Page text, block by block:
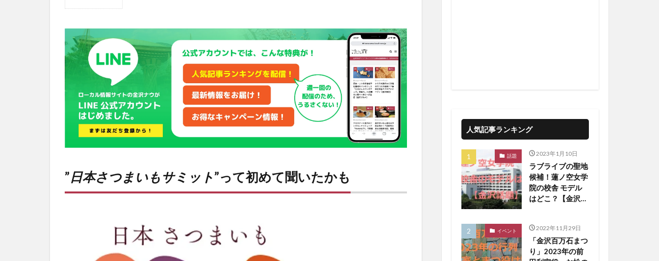
さつ
まい
もサ
ミッ
聞い
たか
も
2
ファ
ズ・
”日本さつまいもサミット”って初めて聞いたかも
人気記事ランキング
話題 2023年1月10日
ラブライブの聖地
候補！蓮ノ空女学
院の校舎 モデル
はどこ？【金沢話
イベント 2022年11月29日
「金沢百万石まつ
り」2023年の前